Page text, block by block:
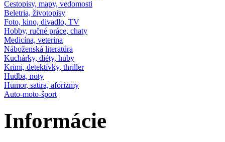
Cestopisy, mapy, vedomosti
Beletria, životopisy
Foto, kino, divadlo, TV
Hobby, ručné práce, chaty
Medicína, veterina
Náboženská literatúra
Kuchárky, diéty, huby
Krimi, detektívky, thriller
Hudba, noty
Humor, satira, aforizmy
Auto-moto-šport
Informácie